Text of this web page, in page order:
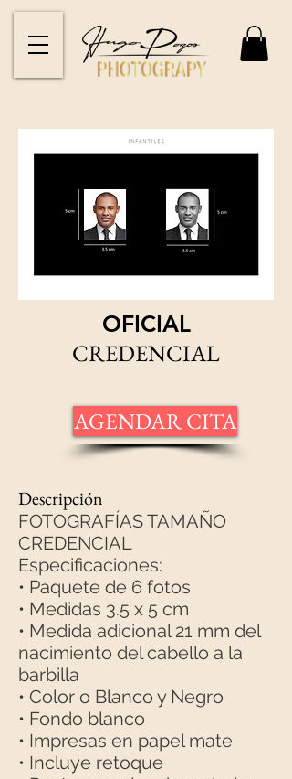
OFICIAL
CREDENCIAL
AGENDAR CITA
Descripción
FOTOGRAFÍAS TAMAÑO
CREDENCIAL
Especificaciones:
• Paquete de 6 fotos
• Medidas 3.5 x 5 cm
• Medida adicional 21 mm del
nacimiento del cabello a la
barbilla
• Color o Blanco y Negro
• Fondo blanco
• Impresas en papel mate
• Incluye retoque